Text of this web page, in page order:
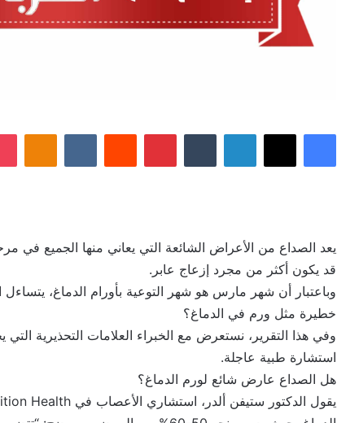
فيسبوك‫X لينكدإن بينتيريست
يعد الصداع من الأعراض الشائعة التي يعاني منها الجميع في
قد يكون أكثر من مجرد إزعاج عابر.
وباعتبار أن شهر مارس هو شهر التوعية بأورام الدماغ،
خطيرة مثل ورم في الدماغ؟
وفي هذا التقرير، نستعرض مع الخبراء العلامات التحذيرية التي
استشارة طبية عاجلة.
هل الصداع عارض شائع لورم الدماغ؟